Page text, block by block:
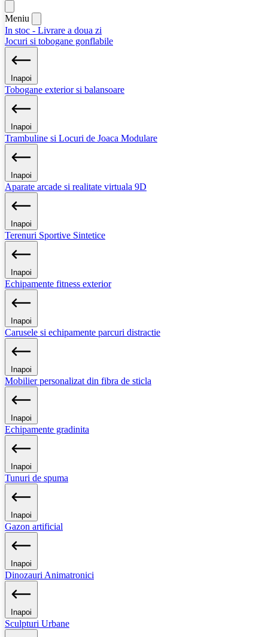
Meniu
In stoc - Livrare a doua zi
Jocuri si tobogane gonflabile
Inapoi
Tobogane exterior si balansoare
Inapoi
Trambuline si Locuri de Joaca Modulare
Inapoi
Aparate arcade si realitate virtuala 9D
Inapoi
Terenuri Sportive Sintetice
Inapoi
Echipamente fitness exterior
Inapoi
Carusele si echipamente parcuri distractie
Inapoi
Mobilier personalizat din fibra de sticla
Inapoi
Echipamente gradinita
Inapoi
Tunuri de spuma
Inapoi
Gazon artificial
Inapoi
Dinozauri Animatronici
Inapoi
Sculpturi Urbane